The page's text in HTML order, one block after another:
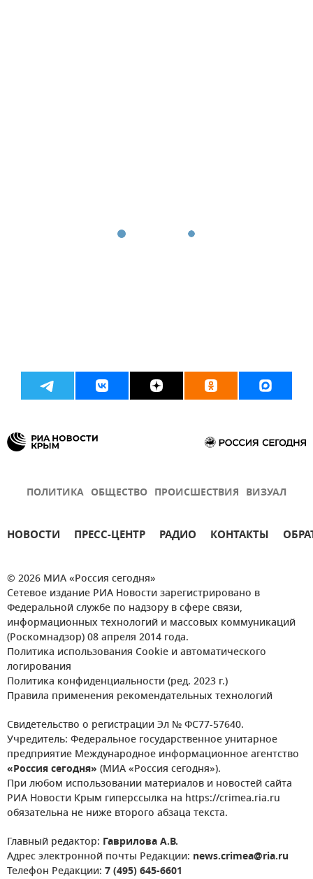
ПОЛИТИКА ОБЩЕСТВО ПРОИСШЕСТВИЯ ВИЗУАЛ
НОВОСТИ ПРЕСС-ЦЕНТР РАДИО КОНТАКТЫ
© 2026 МИА «Россия сегодня»
Сетевое издание РИА Новости зарегистрировано в
Федеральной службе по надзору в сфере связи,
информационных технологий и массовых коммуникаций
(Роскомнадзор) 08 апреля 2014 года.
Политика использования Cookie и автоматического
логирования
Политика конфиденциальности (ред. 2023 г.)
Правила применения рекомендательных технологий
Свидетельство о регистрации Эл № ФС77-57640.
Учредитель: Федеральное государственное унитарное
предприятие Международное информационное агентство
«Россия сегодня» (МИА «Россия сегодня»).
При любом использовании материалов и новостей сайта
РИА Новости Крым гиперссылка на https://crimea.ria.ru
обязательна не ниже второго абзаца текста.
Главный редактор: Гаврилова А.В.
Адрес электронной почты Редакции: news.crimea@ria.ru
Телефон Редакции: 7 (495) 645-6601